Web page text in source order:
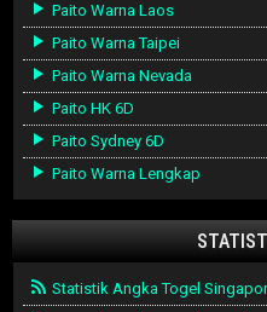
Paito Warna Laos
Paito Warna Taipei
Paito Warna Nevada
Paito HK 6D
Paito Sydney 6D
Paito Warna Lengkap
Statistik Angka Togel